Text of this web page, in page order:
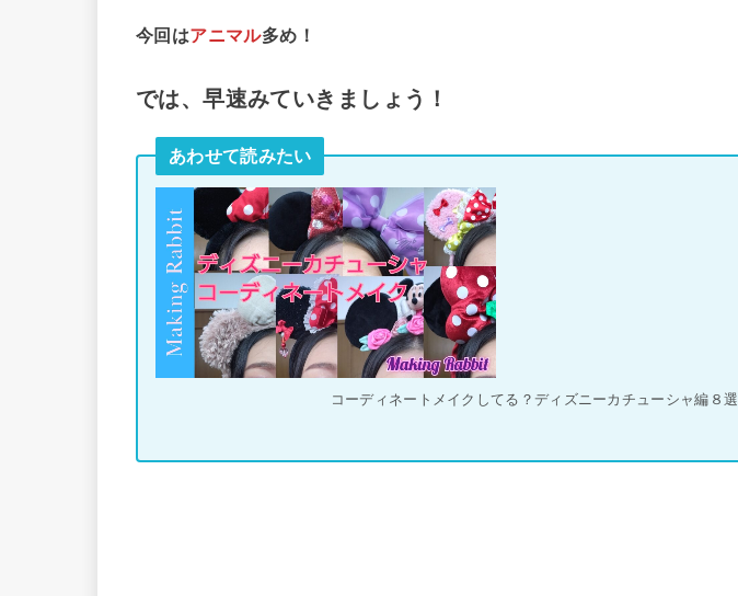
今回はアニマル多め！
では、早速みていきましょう！
あわせて読みたい
コーディネートメイクしてる？ディズニーカチューシャ編８選